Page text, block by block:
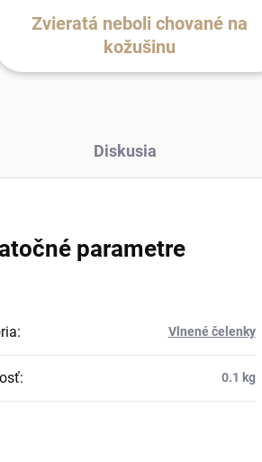
Zvieratá neboli chované na
kožušinu
Diskusia
parametre
: Vlnené čelenky
: 0.1 kg